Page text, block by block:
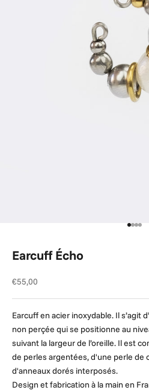
Aller
Aller
Earcuff Écho
Prix de vente
€55,00
Earcuff en acier inoxydable. Il s’agit
non perçée qui se positionne au
suivant la largeur de l’oreille. Il est
de perles argentées, d'une perle de
d'anneaux dorés interposés.
Design et fabrication à la main en